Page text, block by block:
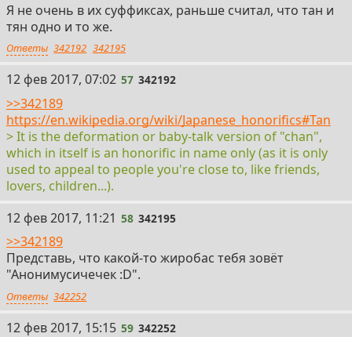
Я не очень в их суффиксах, раньше считал, что тан и
тян одно и то же.
Ответы 342192 342195
57
12 фев 2017, 07:02 57 342192
>>342189
https://en.wikipedia.org/wiki/Japanese_honorifics#Tan
> It is the deformation or baby-talk version of "chan",
which in itself is an honorific in name only (as it is only
used to appeal to people you're close to, like friends,
lovers, children...).
58
12 фев 2017, 11:21 58 342195
>>342189
Представь, что какой-то жиробас тебя зовёт
"Анонимусичечек :D".
Ответы 342252
59
12 фев 2017, 15:15 59 342252